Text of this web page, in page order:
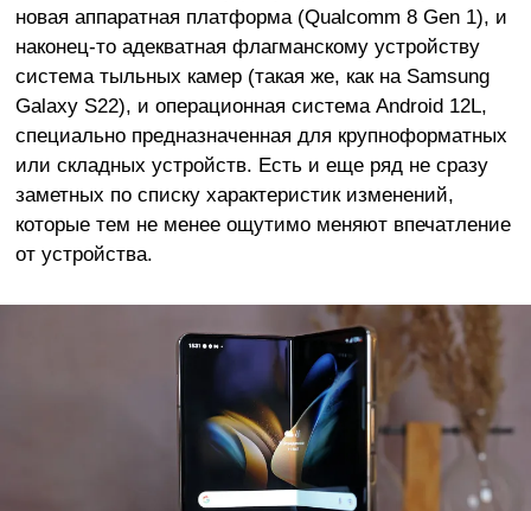
новая аппаратная платформа (Qualcomm 8 Gen 1), и
наконец-то адекватная флагманскому устройству
система тыльных камер (такая же, как на Samsung
Galaxy S22), и операционная система Android 12L,
специально предназначенная для крупноформатных
или складных устройств. Есть и еще ряд не сразу
заметных по списку характеристик изменений,
которые тем не менее ощутимо меняют впечатление
от устройства.